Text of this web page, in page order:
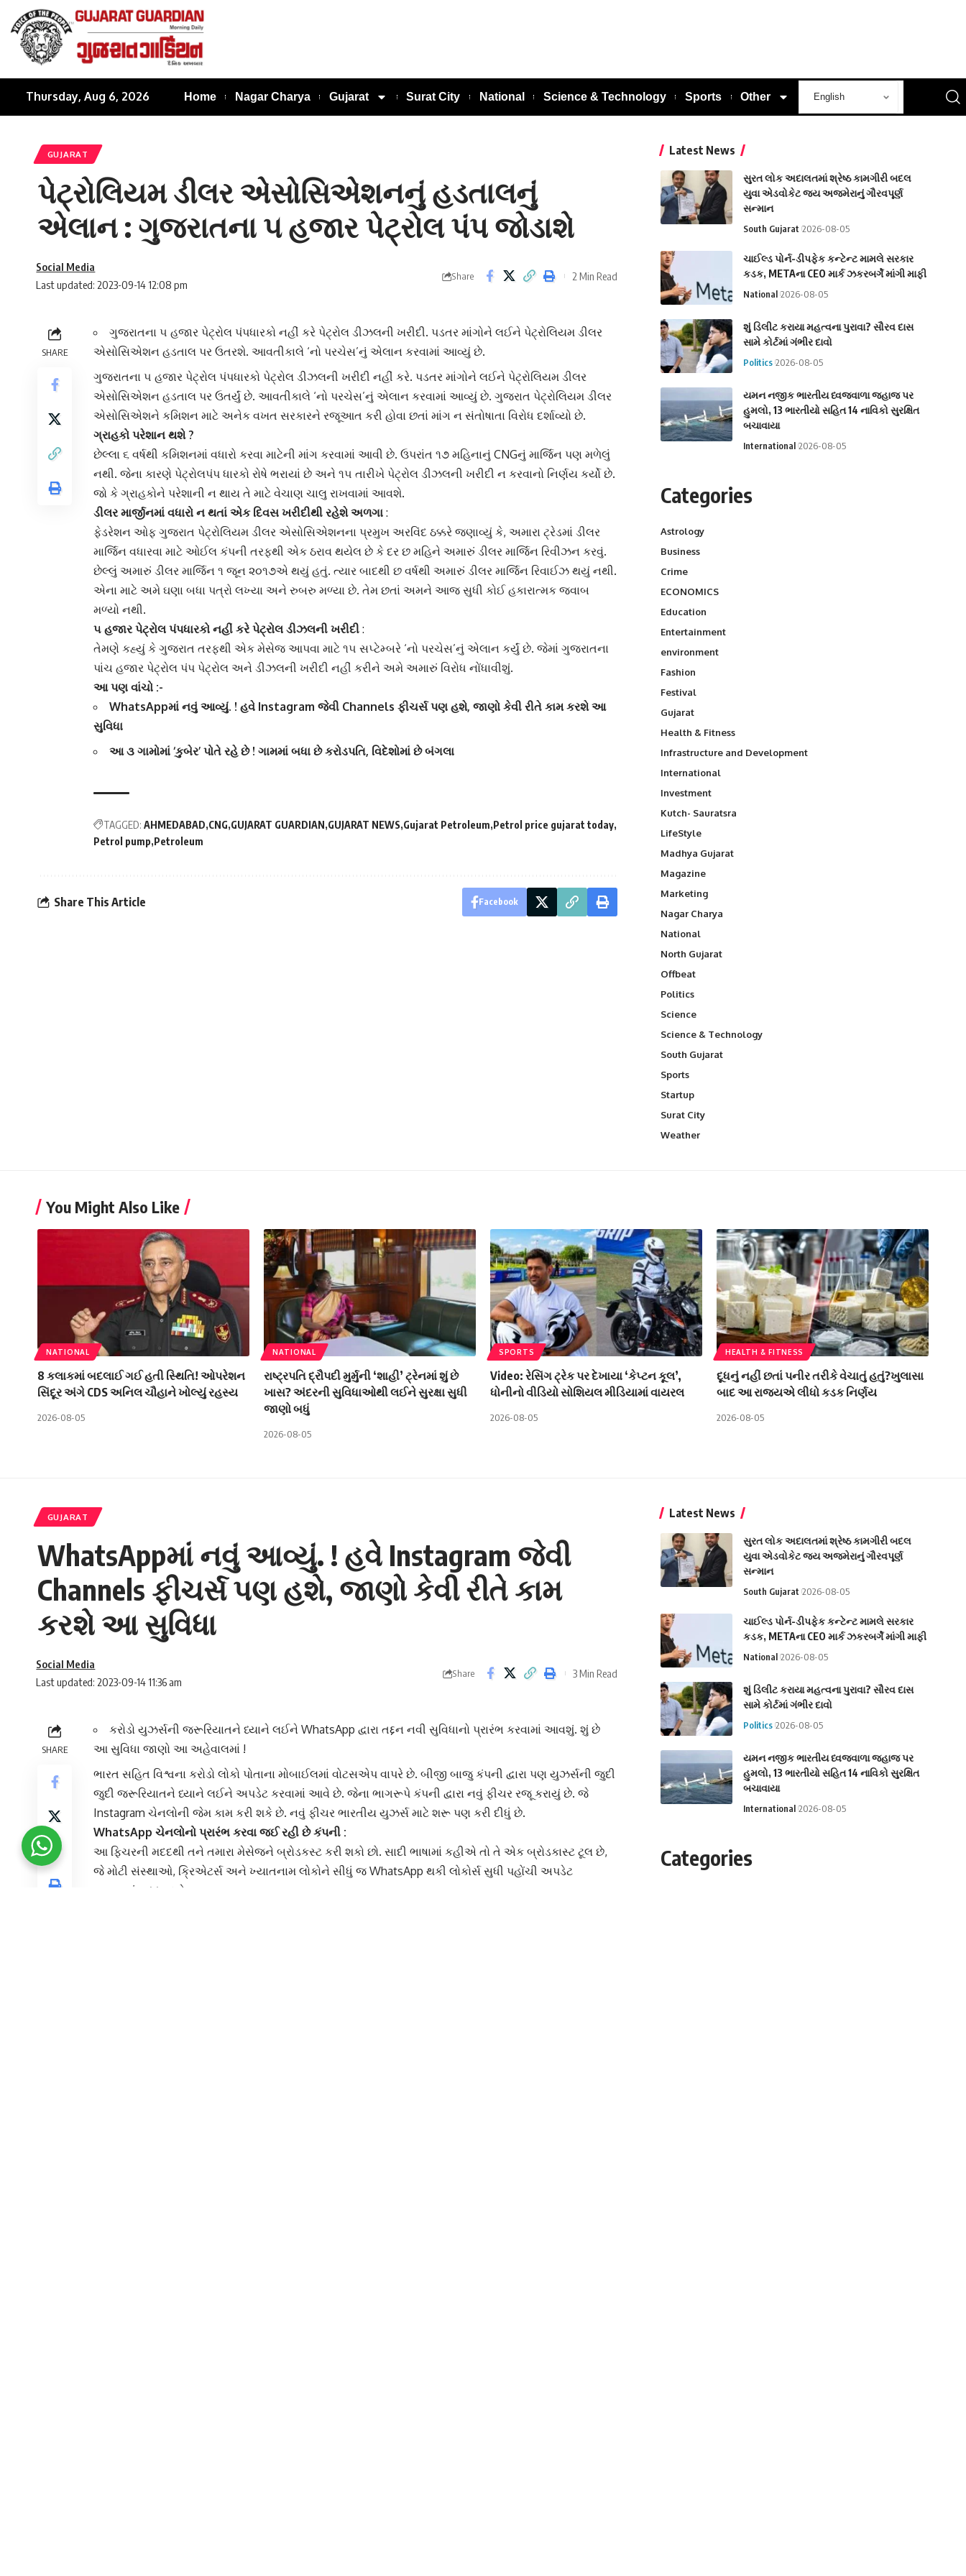
Thursday, Aug 6, 2026 Home Nagar Charya Gujarat Surat City National Science & Technology Sports Other
GUJARAT
પેટ્રોલિયમ ડીલર એસોસિએશનનું હડતાલનું
એલાન : ગુજરાતના ૫ હજાર પેટ્રોલ પંપ જોડાશે
Last updated: 2023-09-14 12:08 pm
Social Media
Share 2 Min Read
SHARE
ગુજરાતના ૫ હજાર પેટ્રોલ પંપધારકો નહીં કરે પેટ્રોલ ડીઝલની ખરીદી. પડતર માંગોને લઈને પેટ્રોલિયમ ડીલર
એસોસિએશન હડતાલ પર ઉતરશે. આવતીકાલે ‘નો પરચેસ’નું એલાન કરવામાં આવ્યું છે.
ગુજરાતના ૫ હજાર પેટ્રોલ પંપધારકો પેટ્રોલ ડીઝલની ખરીદી નહીં કરે. પડતર માંગોને લઈને પેટ્રોલિયમ ડીલર
એસોસિએશન હડતાલ પર ઉતર્યું છે. આવતીકાલે ‘નો પરચેસ’નું એલાન કરવામાં આવ્યું છે. ગુજરાત પેટ્રોલિયમ ડીલર
એસોસિએશને કમિશન માટે અનેક વખત સરકારને રજૂઆત કરી હોવા છતાં માંગ ન સંતોષાતા વિરોધ દર્શાવ્યો છે.
ગ્રાહકો પરેશાન થશે ?
છેલ્લા ૬ વર્ષથી કમિશનમાં વધારો કરવા માટેની માંગ કરવામાં આવી છે. ઉપરાંત ૧૭ મહિનાનું CNGનું માર્જિન પણ મળેલું
નથી. જેના કારણે પેટ્રોલપંપ ધારકો રોષે ભરાયાં છે અને ૧૫ તારીખે પેટ્રોલ ડીઝલની ખરીદી ન કરવાનો નિર્ણય કર્યો છે.
જો કે ગ્રાહકોને પરેશાની ન થાય તે માટે વેચાણ ચાલુ રાખવામાં આવશે.
ડીલર માર્જીનમાં વધારો ન થતાં એક દિવસ ખરીદીથી રહેશે અળગા :
ફેડરેશન ઓફ ગુજરાત પેટ્રોલિયમ ડીલર એસોસિએશનના પ્રમુખ અરવિંદ ઠક્કરે જણાવ્યું કે, અમારા ટ્રેડમાં ડીલર
માર્જિન વધારવા માટે ઓઈલ કંપની તરફથી એક ઠરાવ થયેલ છે કે દર છ મહિને અમારું ડીલર માર્જિન રિવીઝન કરવું.
છેલ્લું અમારું ડીલર માર્જિન ૧ જૂન ૨૦૧૭એ થયું હતું. ત્યાર બાદથી છ વર્ષથી અમારું ડીલર માર્જિન રિવાઈઝ થયું નથી.
એના માટે અમે ઘણા બધા પત્રો લખ્યા અને રુબરુ મળ્યા છે. તેમ છતાં અમને આજ સુધી કોઈ હકારાત્મક જવાબ
મળ્યો નથી.
૫ હજાર પેટ્રોલ પંપધારકો નહીં કરે પેટ્રોલ ડીઝલની ખરીદી :
તેમણે કહ્યું કે ગુજરાત તરફથી એક મેસેજ આપવા માટે ૧૫ સપ્ટેમ્બરે ‘નો પરચેસ’નું એલાન કર્યું છે. જેમાં ગુજરાતના
પાંચ હજાર પેટ્રોલ પંપ પેટ્રોલ અને ડીઝલની ખરીદી નહીં કરીને અમે અમારું વિરોધ નોંધાવીશું.
આ પણ વાંચો :-
WhatsAppમાં નવું આવ્યું. ! હવે Instagram જેવી Channels ફીચર્સ પણ હશે, જાણો કેવી રીતે કામ કરશે આ
સુવિધા
આ ૩ ગામોમાં ‘કુબેર’ પોતે રહે છે ! ગામમાં બધા છે કરોડપતિ, વિદેશોમાં છે બંગલા
TAGGED: AHMEDABAD CNG GUJARAT GUARDIAN GUJARAT NEWS Gujarat Petroleum Petrol price gujarat today
Petrol pump Petroleum
Share This Article Facebook
Latest News
સુરત લોક અદાલતમાં શ્રેષ્ઠ કામગીરી બદલ
યુવા એડવોકેટ જય અજમેરાનું ગૌરવપૂર્ણ
સન્માન
South Gujarat 2026-08-05
ચાઈલ્ડ પોર્ન-ડીપફેક કન્ટેન્ટ મામલે સરકાર
કડક, METAના CEO માર્ક ઝકરબર્ગે માંગી માફી
National 2026-08-05
શું ડિલીટ કરાયા મહત્વના પુરાવા? સૌરવ દાસ
સામે કોર્ટમાં ગંભીર દાવો
Politics 2026-08-05
યમન નજીક ભારતીય ધ્વજવાળા જહાજ પર
હુમલો, 13 ભારતીયો સહિત 14 નાવિકો સુરક્ષિત
બચાવાયા
International 2026-08-05
Categories
Astrology
Business
Crime
ECONOMICS
Education
Entertainment
environment
Fashion
Festival
Gujarat
Health & Fitness
Infrastructure and Development
International
Investment
Kutch- Sauratsra
LifeStyle
Madhya Gujarat
Magazine
Marketing
Nagar Charya
National
North Gujarat
Offbeat
Politics
Science
Science & Technology
South Gujarat
Sports
Startup
Surat City
Weather
You Might Also Like
NATIONAL
8 કલાકમાં બદલાઈ ગઈ હતી સ્થિતિ! ઓપરેશન
સિંદૂર અંગે CDS અનિલ ચૌહાને ખોલ્યું રહસ્ય
2026-08-05
NATIONAL
રાષ્ટ્રપતિ દ્રૌપદી મુર્મુની ‘શાહી’ ટ્રેનમાં શું છે
ખાસ? અંદરની સુવિધાઓથી લઈને સુરક્ષા સુધી
જાણો બધું
2026-08-05
SPORTS
Video: રેસિંગ ટ્રેક પર દેખાયા ‘કેપ્ટન કૂલ’,
ધોનીનો વીડિયો સોશિયલ મીડિયામાં વાયરલ
2026-08-05
HEALTH & FITNESS
દૂધનું નહીં છતાં પનીર તરીકે વેચાતું હતું?ખુલાસા
બાદ આ રાજ્યએ લીધો કડક નિર્ણય
2026-08-05
GUJARAT
WhatsAppમાં નવું આવ્યું. ! હવે Instagram જેવી
Channels ફીચર્સ પણ હશે, જાણો કેવી રીતે કામ
કરશે આ સુવિધા
Last updated: 2023-09-14 11:36 am
Social Media
Share 3 Min Read
SHARE
કરોડો યુઝર્સની જરૂરિયાતને ધ્યાને લઈને WhatsApp દ્વારા તદ્દન નવી સુવિધાનો પ્રારંભ કરવામાં આવશું. શું છે
આ સુવિધા જાણો આ અહેવાલમાં !
ભારત સહિત વિશ્વના કરોડો લોકો પોતાના મોબાઈલમાં વોટસએપ વાપરે છે. બીજી બાજુ કંપની દ્વારા પણ યુઝર્સની જુદી
જુદી જરૂરિયાતને ધ્યાને લઈને અપડેટ કરવામાં આવે છે. જેના ભાગરૂપે કંપની દ્વારા નવું ફીચર રજૂ કરાયું છે. જે
Instagram ચેનલોની જેમ કામ કરી શકે છે. નવું ફીચર ભારતીય યુઝર્સ માટે શરૂ પણ કરી દીધું છે.
WhatsApp ચેનલોનો પ્રારંભ કરવા જઈ રહી છે કંપની :
આ ફિચરની મદદથી તને તમારા મેસેજને બ્રોડકસ્ટ કરી શકો છો. સાદી ભાષામાં કહીએ તો તે એક બ્રોડકાસ્ટ ટૂલ છે,
જે મોટી સંસ્થાઓ, ક્રિએટર્સ અને ખ્યાતનામ લોકોને સીધું જ WhatsApp થકી લોકોર્સ સુધી પહોંચી અપડેટ
આપવામાં મદદ કરશે.
Latest News
સુરત લોક અદાલતમાં શ્રેષ્ઠ કામગીરી બદલ
યુવા એડવોકેટ જય અજમેરાનું ગૌરવપૂર્ણ
સન્માન
South Gujarat 2026-08-05
ચાઈલ્ડ પોર્ન-ડીપફેક કન્ટેન્ટ મામલે સરકાર
કડક, METAના CEO માર્ક ઝકરબર્ગે માંગી માફી
National 2026-08-05
શું ડિલીટ કરાયા મહત્વના પુરાવા? સૌરવ દાસ
સામે કોર્ટમાં ગંભીર દાવો
Politics 2026-08-05
યમન નજીક ભારતીય ધ્વજવાળા જહાજ પર
હુમલો, 13 ભારતીયો સહિત 14 નાવિકો સુરક્ષિત
બચાવાયા
International 2026-08-05
Categories